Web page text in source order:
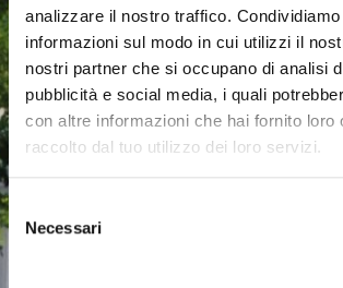
analizzare il nostro traffico.
informazioni sul modo in cui utilizzi il
nostri partner che si occupano di analisi
pubblicità e social media, i quali
con altre informazioni che hai fornito loro
raccolto dal tuo utilizzo dei loro servizi.
Selezione
delNecessari